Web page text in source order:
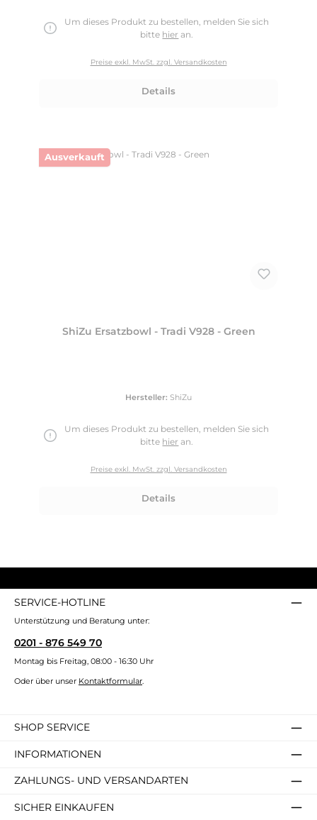
Um dieses Produkt zu bestellen, melden Sie sich
bitte hier an.
Preise exkl. MwSt. zzgl. Versandkosten
Details
Ausverkauft
ShiZu Ersatzbowl - Tradi V928 - Green
Hersteller: ShiZu
Um dieses Produkt zu bestellen, melden Sie sich
bitte hier an.
Preise exkl. MwSt. zzgl. Versandkosten
Details
SERVICE-HOTLINE
Unterstützung und Beratung unter:
0201 - 876 549 70
Montag bis Freitag, 08:00 - 16:30 Uhr
Oder über unser Kontaktformular.
SHOP SERVICE
INFORMATIONEN
ZAHLUNGS- UND VERSANDARTEN
SICHER EINKAUFEN